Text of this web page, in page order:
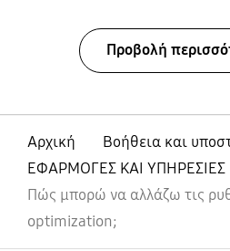
Προβολή
Αρχική
Βοήθεια και
ΕΦΑΡΜΟΓΕΣ ΚΑΙ ΥΠΗΡΕΣΙΕΣ
Πώς μπορώ να αλλάζω τις
optimization;